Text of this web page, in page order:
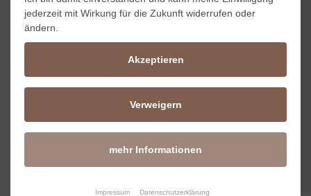
Heilpraktikerinnen haben wir einen
ganzheitlichen Behandlungsansatz
und können Ihnen verschiedene,
aufeinander abgestimmte
Therapiemöglichkeiten empfehlen.
Mehr erfahren
jederzeit mit Wirkung für die Zukunft widerrufen oder
ändern.
Akzeptieren
Verweigern
mehr Informationen
Impressum Datenschutzerklärung